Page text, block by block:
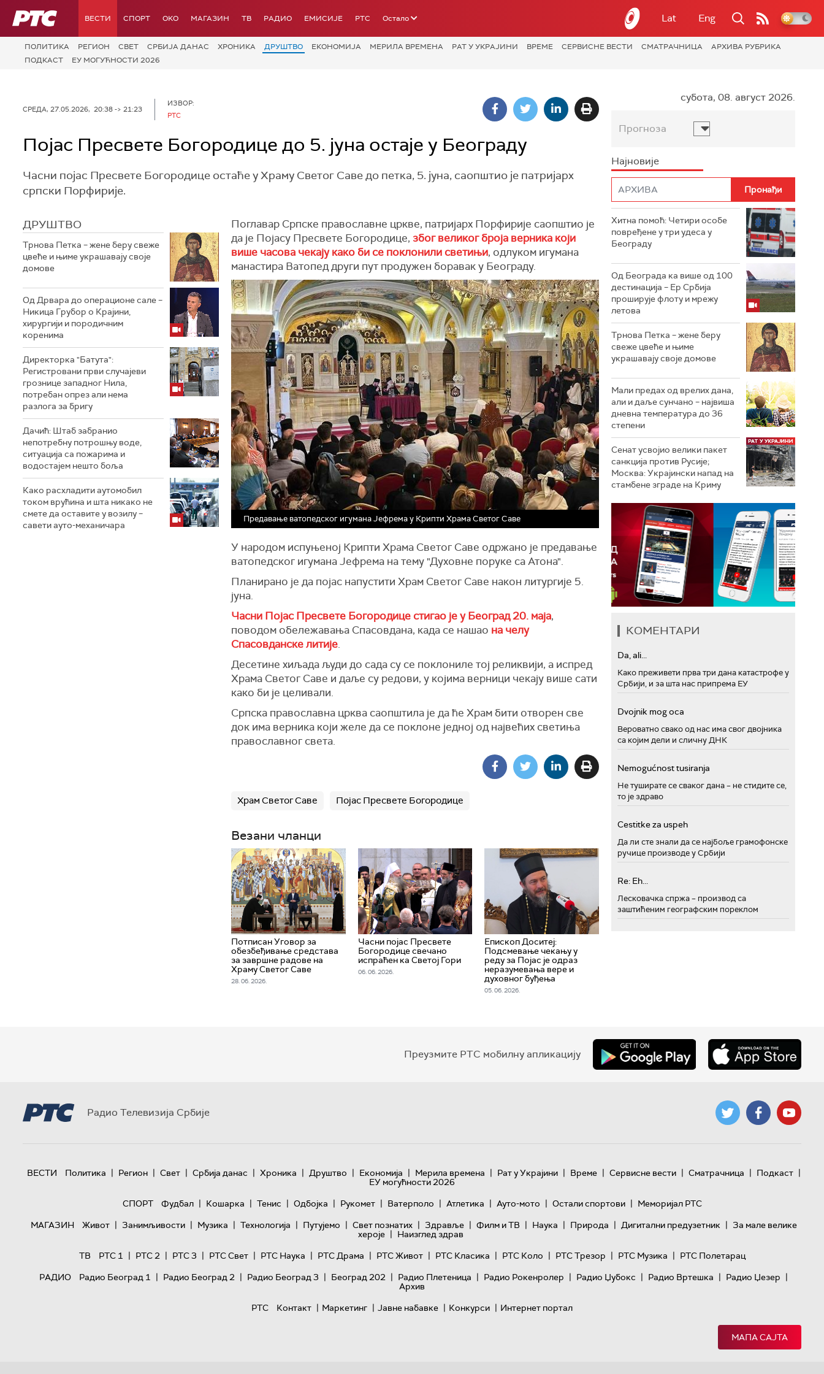
РТС ВЕСТИ СПОРТ OKO МАГАЗИН ТВ РАДИО ЕМИСИЈЕ РТС Остало Lat Eng
ПОЛИТИКА РЕГИОН СВЕТ СРБИЈА ДАНАС ХРОНИКА ДРУШТВО ЕКОНОМИЈА МЕРИЛА ВРЕМЕНА РАТ У УКРАЈИНИ ВРЕМЕ СЕРВИСНЕ ВЕСТИ СМАТРАЧНИЦА
АРХИВА РУБРИКА
ПОДКАСТ
ЕУ МОГУЋНОСТИ 2026
СРЕДА, 27.05.2026, 20:38 -> 21:23
ИЗВОР:
РТС
Појас Пресвете Богородице до 5. јуна остаје у Београду
Часни појас Пресвете Богородице остаће у Храму Светог Саве до петка, 5. јуна, саопштио је патријарх
српски Порфирије.
ДРУШТВО
Трнова Петка – жене беру свеже
цвеће и њиме украшавају своје
домове
Од Дрвара до операционе сале –
Никица Грубор о Крајини,
хирургији и породичним
коренима
Директорка "Батута":
Регистровани први случајеви
грознице западног Нила,
потребан опрез али нема
разлога за бригу
Дачић: Штаб забранио
непотребну потрошњу воде,
ситуација са пожарима и
водостајем нешто боља
Како расхладити аутомобил
током врућина и шта никако не
смете да оставите у возилу –
савети ауто-механичара
Поглавар Српске православне цркве, патријарх Порфирије саопштио је
да је Појасу Пресвете Богородице, због великог броја верника који
више часова чекају како би се поклонили светињи, одлуком игумана
манастира Ватопед други пут продужен боравак у Београду.
Предавање ватопедског игумана Јефрема у Крипти Храма Светог Саве
У народом испуњеној Крипти Храма Светог Саве одржано је предавање
ватопедског игумана Јефрема на тему "Духовне поруке са Атона".
Планирано је да појас напустити Храм Светог Саве након литургије 5.
јуна.
Часни Појас Пресвете Богородице стигао је у Београд 20. маја,
поводом обележавања Спасовдана, када се нашао на челу
Спасовданске литије.
Десетине хиљада људи до сада су се поклониле тој реликвији, а испред
Храма Светог Саве и даље су редови, у којима верници чекају више сати
како би је целивали.
Српска православна црква саопштила је да ће Храм бити отворен све
док има верника који желе да се поклоне једној од највећих светиња
православног света.
Храм Светог Саве Појас Пресвете Богородице
Везани чланци
Потписан Уговор за
обезбеђивање средстава
за завршне радове на
Храму Светог Саве
28. 06. 2026.
Часни појас Пресвете
Богородице свечано
испраћен ка Светој Гори
06. 06. 2026.
Епископ Доситеј:
Подсмевање чекању у
реду за Појас је одраз
неразумевања вере и
духовног буђења
05. 06. 2026.
субота, 08. август 2026.
Прогноза
Најновије
Хитна помоћ: Четири особе
повређене у три удеса у
Београду
Од Београда ка више од 100
дестинација – Ер Србија
проширује флоту и мрежу
летова
Трнова Петка – жене беру
свеже цвеће и њиме
украшавају своје домове
Мали предах од врелих дана,
али и даље сунчано – највиша
дневна температура до 36
степени
Сенат усвојио велики пакет
санкција против Русије;
Москва: Украјински напад на
стамбене зграде на Криму
КОМЕНТАРИ
Da, ali...
Како преживети прва три дана катастрофе у
Србији, и за шта нас припрема ЕУ
Dvojnik mog oca
Вероватно свако од нас има свог двојника
са којим дели и сличну ДНК
Nemogućnost tusiranja
Не туширате се сваког дана – не стидите се,
то је здраво
Cestitke za uspeh
Да ли сте знали да се најбоље грамофонске
ручице производе у Србији
Re: Eh...
Лесковачка спржа – производ са
заштићеним географским пореклом
Преузмите РТС мобилну апликацију
Радио Телевизија Србије
ВЕСТИ Политика | Регион | Свет | Србија данас | Хроника | Друштво | Економија | Мерила времена | Рат у Украјини | Време | Сервисне вести | Сматрачница | Подкаст |
ЕУ могућности 2026
СПОРТ
Фудбал | Кошарка | Тенис | Одбојка | Рукомет | Ватерполо | Атлетика | Ауто-мото | Остали спортови | Меморијал РТС
МАГАЗИН
Живот | Занимљивости | Музика | Технологијa | Путујемо | Свет познатих | Здравље | Филм и ТВ | Наука | Природа | Дигитални предузетник | За мале велике
хероје | Наизглед здрав
ТВ
РТС 1 | РТС 2 | РТС 3 | РТС Свет | РТС Наука | РТС Драма | РТС Живот | РТС Класика | РТС Коло | РТС Трезор | РТС Музика | РТС Полетарац
РАДИО
Радио Београд 1 | Радио Београд 2 | Радио Београд 3 | Београд 202 | Радио Плетеница | Радио Рокенролер | Радио Џубокс | Радио Вртешка | Радио Џезер |
Архив
РТС
Контакт | Маркетинг | Јавне набавке | Конкурси | Интернет портал
МАПА САЈТА